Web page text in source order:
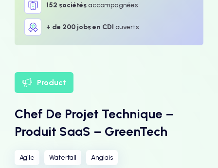
152 sociétésaccompagnées
+ de 200 jobs en CDI ouverts
Product
Chef De Projet Technique –
Produit SaaS – GreenTech
Agile Waterfall Anglais